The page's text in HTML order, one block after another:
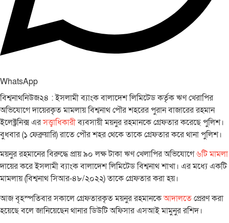
WhatsApp
বিশ্বনাথনিউজ২৪ : ইসলামী ব্যাংক বালাদেশ লিমিটেড কর্তৃক ঋণ খেরাপির
অভিযোগে দায়েরকৃত মামলায় বিশ্বনাথ পৌর শহরের পুরান বাজারের রহমান
ইলেক্ট্রনিক্স এরসত্ত্বাধিকারীব্যবসায়ী ময়নুর রহমানকে গ্রেফতার করেছে পুলিশ।
বুধবার (১ ফেব্রুয়ারি) রাতে পৌর শহর থেকে তাকে গ্রেফতার করে থানা পুলিশ।
ময়নুর রহমানের বিরুদ্ধে প্রায় ৯০ লক্ষ টাকা ঋণ খেলাপির অভিযোগে৬টি মামলা
দায়ের করে ইসলামী ব্যাংক বালাদেশ লিমিটেড বিশ্বনাথ শাখা। এর মধ্যে একটি
মামলায় (বিশ্বনাথ সিআর-৪৮/২০২২) তাকে গ্রেফতার করা হয়।
আজ বৃহস্পতিবার সকালে গ্রেফতারকৃত ময়নুর রহমানকেআদালতেপ্রেরণ করা
হয়েছে বলে জানিয়েছেন থানার ডিউটি অফিসার এসআই মামুনুর রশিদ।